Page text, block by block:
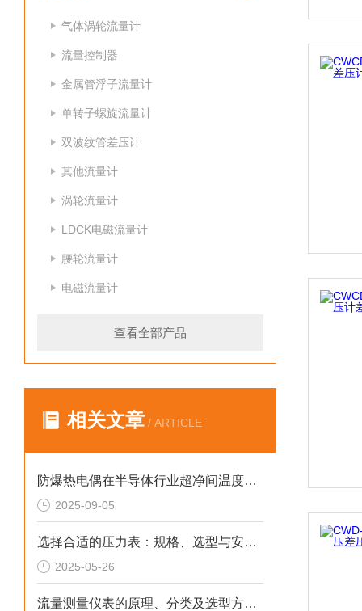
气体涡轮流量计
流量控制器
金属管浮子流量计
单转子螺旋流量计
双波纹管差压计
其他流量计
涡轮流量计
LDCK电磁流量计
腰轮流量计
电磁流量计
查看全部产品
相关文章 / ARTICLE
防爆热电偶在半导体行业超净间温度控制中的技术原理与应用价值
2025-09-05
选择合适的压力表：规格、选型与安装指南
2025-05-26
流量测量仪表的原理、分类及选型方法详解